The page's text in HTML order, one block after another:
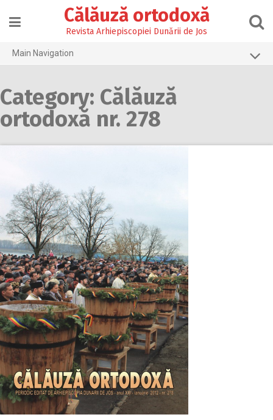
content
Călăuză ortodoxă
Revista Arhiepiscopiei Dunării de Jos
Main Navigation
2026
2025
2024
2022
2021
2020
2019
2018
2017
2016
2015
2014
2013
2012
Category: Călăuză
ortodoxă nr. 278